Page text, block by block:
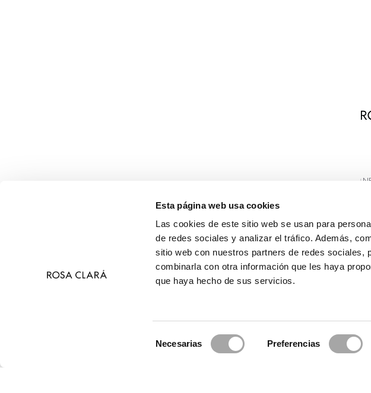
Esta página web usa cookies
Las cookies de este sitio web se usan para
de redes sociales y analizar el tráfico. Además,
sitio web con nuestros partners de redes sociales,
combinarla con otra información que les haya
que haya hecho de sus servicios.
Necesarias Preferencias